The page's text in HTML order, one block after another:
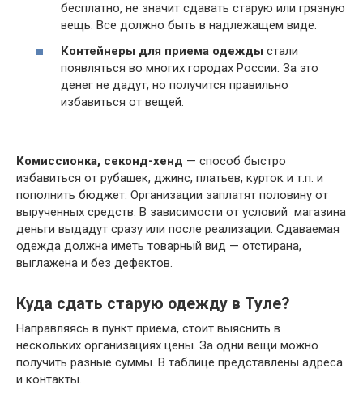
бесплатно, не значит сдавать старую или грязную
вещь. Все должно быть в надлежащем виде.
Контейнеры для приема одежды стали
появляться во многих городах России. За это
денег не дадут, но получится правильно
избавиться от вещей.
Комиссионка, секонд-хенд — способ быстро
избавиться от рубашек, джинс, платьев, курток и т.п. и
пополнить бюджет. Организации заплатят половину от
вырученных средств. В зависимости от условий магазина
деньги выдадут сразу или после реализации. Сдаваемая
одежда должна иметь товарный вид — отстирана,
выглажена и без дефектов.
Куда сдать старую одежду в Туле?
Направляясь в пункт приема, стоит выяснить в
нескольких организациях цены. За одни вещи можно
получить разные суммы. В таблице представлены адреса
и контакты.